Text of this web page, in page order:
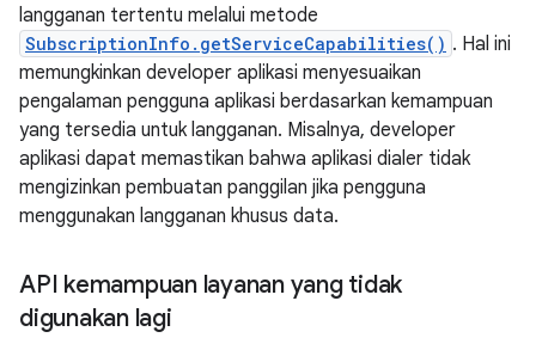
langganan tertentu melalui metode
SubscriptionInfo.getServiceCapabilities() . Hal ini
memungkinkan developer aplikasi menyesuaikan
pengalaman pengguna aplikasi berdasarkan kemampuan
yang tersedia untuk langganan. Misalnya, developer
aplikasi dapat memastikan bahwa aplikasi dialer tidak
mengizinkan pembuatan panggilan jika pengguna
menggunakan langganan khusus data.
API kemampuan layanan yang tidak
digunakan lagi